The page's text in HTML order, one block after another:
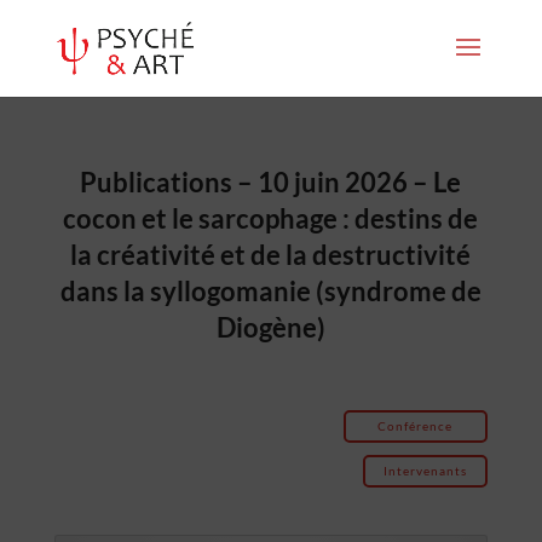
Publications – 10 juin 2026 – Le
cocon et le sarcophage : destins de
la créativité et de la destructivité
dans la syllogomanie (syndrome de
Diogène)
Conférence
Intervenants